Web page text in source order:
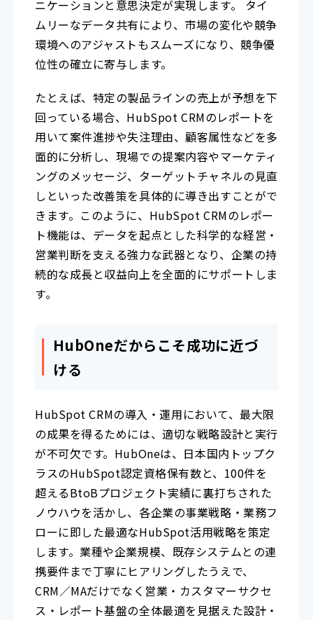
ニケーションと意思決定が実現します。 タイ
ムリーなデータ共有により、市場の変化や競争
環境へのアジャストもスムーズになり、競争優
位性の確立に寄与します。
たとえば、特定の製品ラインの売上が予想を下
回っている場合、HubSpot CRMのレポートを
用いて案件進捗や失注理由、顧客属性などを多
面的に分析し、現場での提案内容やマーケティ
ングのメッセージ、ターゲットチャネルの見直
しといった改善策を具体的に導き出すことがで
きます。このように、HubSpot CRMのレポー
ト機能は、データを起点とした科学的な経営・
営業判断を支える強力な武器となり、企業の持
続的な成長と収益向上を全面的にサポートしま
す。
HubOneだからこそ成功に近づ
ける
HubSpot CRMの導入・運用において、最大限
の成果を得るためには、適切な戦略設計と実行
が不可欠です。HubOneは、日本国内トップク
ラスのHubSpot認定資格保有数と、100件を
超えるBtoBプロジェクト実績に裏打ちされた
ノウハウを活かし、各企業の事業戦略・業務フ
ローに即した最適なHubSpot活用戦略を策定
します。業種や企業規模、既存システムとの連
携要件まで丁寧にヒアリングしたうえで、
CRM／MAだけでなく営業・カスタマーサクセ
ス・レポート基盤の全体最適を見据えた設計・